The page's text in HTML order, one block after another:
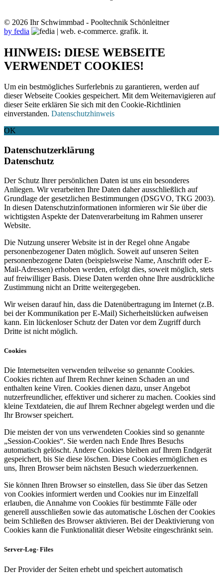
© 2026 Ihr Schwimmbad - Pooltechnik Schönleitner
by fedia
HINWEIS: DIESE WEBSEITE
VERWENDET COOKIES!
Um ein bestmögliches Surferlebnis zu garantieren, werden auf
dieser Webseite Cookies gespeichert. Mit dem Weiternavigieren auf
dieser Seite erklären Sie sich mit den Cookie-Richtlinien
einverstanden. Datenschutzhinweis
OK
Datenschutzerklärung
Datenschutz
Der Schutz Ihrer persönlichen Daten ist uns ein besonderes
Anliegen. Wir verarbeiten Ihre Daten daher ausschließlich auf
Grundlage der gesetzlichen Bestimmungen (DSGVO, TKG 2003).
In diesen Datenschutzinformationen informieren wir Sie über die
wichtigsten Aspekte der Datenverarbeitung im Rahmen unserer
Website.
Die Nutzung unserer Website ist in der Regel ohne Angabe
personenbezogener Daten möglich. Soweit auf unseren Seiten
personenbezogene Daten (beispielsweise Name, Anschrift oder E-
Mail-Adressen) erhoben werden, erfolgt dies, soweit möglich, stets
auf freiwilliger Basis. Diese Daten werden ohne Ihre ausdrückliche
Zustimmung nicht an Dritte weitergegeben.
Wir weisen darauf hin, dass die Datenübertragung im Internet (z.B.
bei der Kommunikation per E-Mail) Sicherheitslücken aufweisen
kann. Ein lückenloser Schutz der Daten vor dem Zugriff durch
Dritte ist nicht möglich.
Cookies
Die Internetseiten verwenden teilweise so genannte Cookies.
Cookies richten auf Ihrem Rechner keinen Schaden an und
enthalten keine Viren. Cookies dienen dazu, unser Angebot
nutzerfreundlicher, effektiver und sicherer zu machen. Cookies sind
kleine Textdateien, die auf Ihrem Rechner abgelegt werden und die
Ihr Browser speichert.
Die meisten der von uns verwendeten Cookies sind so genannte
„Session-Cookies“. Sie werden nach Ende Ihres Besuchs
automatisch gelöscht. Andere Cookies bleiben auf Ihrem Endgerät
gespeichert, bis Sie diese löschen. Diese Cookies ermöglichen es
uns, Ihren Browser beim nächsten Besuch wiederzuerkennen.
Sie können Ihren Browser so einstellen, dass Sie über das Setzen
von Cookies informiert werden und Cookies nur im Einzelfall
erlauben, die Annahme von Cookies für bestimmte Fälle oder
generell ausschließen sowie das automatische Löschen der Cookies
beim Schließen des Browser aktivieren. Bei der Deaktivierung von
Cookies kann die Funktionalität dieser Website eingeschränkt sein.
Server-Log- Files
Der Provider der Seiten erhebt und speichert automatisch